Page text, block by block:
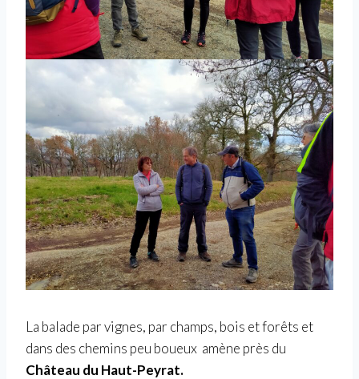
La balade par vignes, par champs, bois et forêts et
dans des chemins peu boueux amène près du
Château du Haut-Peyrat.